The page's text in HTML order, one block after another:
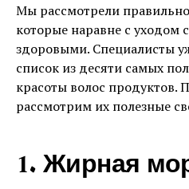
Мы рассмотрели
которые наравне с уходом
здоровыми. Специалисты
список из десяти самых
красоты волос продуктов.
рассмотрим их полезные
1. Жирная